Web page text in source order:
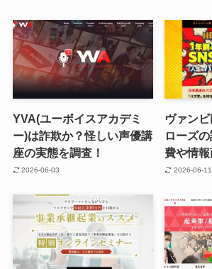
YVA(ユーボイスアカデミ
ー)は詐欺か？怪しい声優講
座の実態を調査！
2026-06-03
ヴァン
ローズ
費や情
2026-06-11